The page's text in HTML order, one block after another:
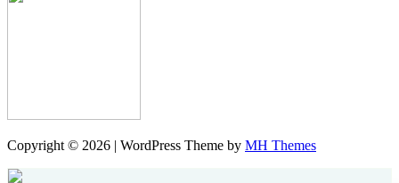
Copyright © 2026 | WordPress Theme by MH Themes